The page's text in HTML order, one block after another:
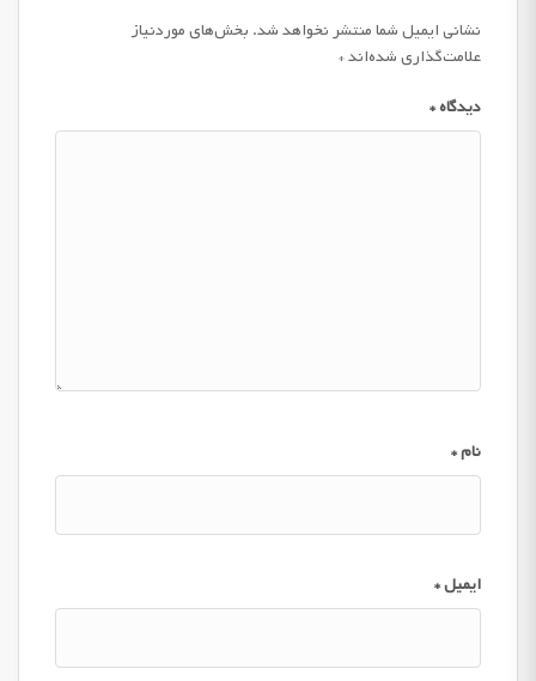
نشانی ایمیل شما منتشر نخواهد شد. بخش‌های موردنیاز
علامت‌گذاری شده‌اند*
دیدگاه*
نام*
ایمیل*